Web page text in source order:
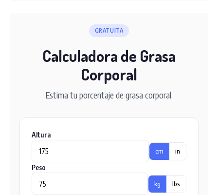
GRATUITA
Calculadora de Grasa
Corporal
Estima tu porcentaje de grasa corporal.
Altura
cm in
Peso
kg lbs